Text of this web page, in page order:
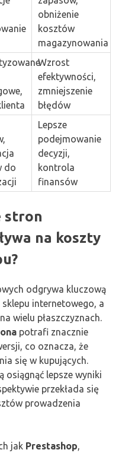
obniżenie
kosztów
magazynowania
Wzrost
efektywności,
zmniejszenie
błędów
do
Lepsze
podejmowanie
decyzji,
kontrola
finansów
stron
na koszty
odgrywa kluczową
internetowego, a
wielu płaszczyznach.
potrafi znacznie
co oznacza, że
się w kupujących.
osiągnąć lepsze wyniki
przekłada się
prowadzenia
jak Prestashop,